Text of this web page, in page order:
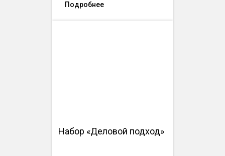
Подробнее
Набор «Деловой подход»